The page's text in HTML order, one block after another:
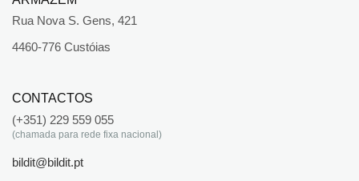
Rua Nova S. Gens, 421
4460-776 Custóias
CONTACTOS
(+351) 229 559 055
(chamada para rede fixa nacional)
bildit@bildit.pt